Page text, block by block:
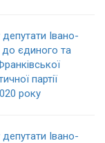
Івано-
до єдиного та
партії
року
Івано-